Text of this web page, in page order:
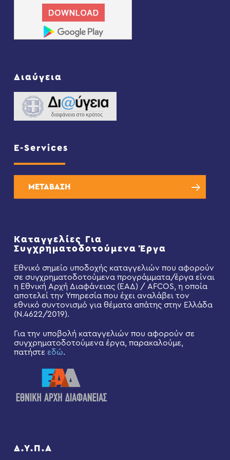
Διαύγεια
E-Services
ΜΕΤΑΒΑΣΗ
Καταγγελίες Για
Συγχρηματοδοτούμενα Έργα
Εθνικό σημείο υποδοχής καταγγελιών που αφορούν
σε συγχρηματοδοτούμενα προγράμματα/έργα είναι
η Εθνική Αρχή Διαφάνειας (ΕΑΔ) / AFCOS, η οποία
αποτελεί την Υπηρεσία που έχει αναλάβει τον
εθνικό συντονισμό για θέματα απάτης στην Ελλάδα
(Ν.4622/2019).
Για την υποβολή καταγγελιών που αφορούν σε
συγχρηματοδοτούμενα έργα, παρακαλούμε,
πατήστε εδώ.
Δ.Υ.Π.Α